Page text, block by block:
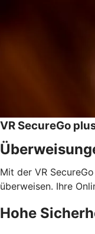
VR SecureGo
Mit der VR
überweisen. Ihre
Hohe